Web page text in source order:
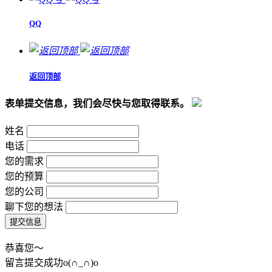
QQ
返回顶部
表单提交信息，我们会尽快与您取得联系。
姓名
电话
您的需求
您的预算
您的公司
聊下您的想法
恭喜您～
留言提交成功o(∩_∩)o